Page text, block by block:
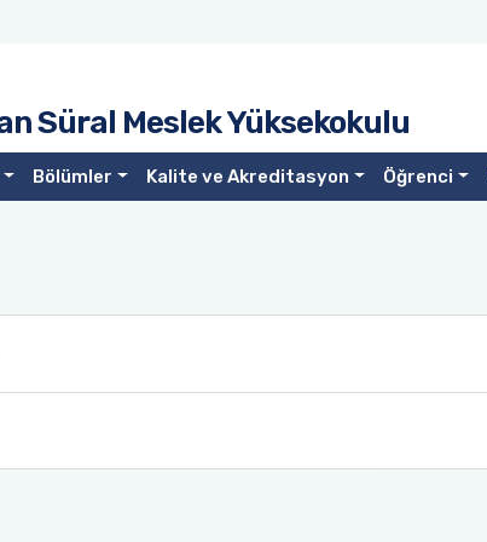
Süral Meslek Yüksekokulu
Bölümler Kalite ve Akreditasyon Öğrenci